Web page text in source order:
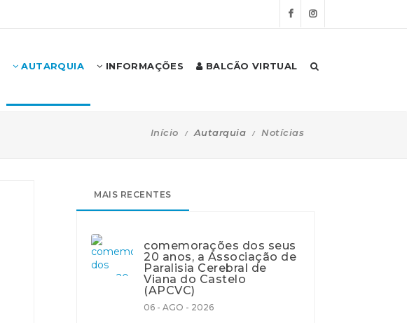
AUTARQUIA INFORMAÇÕES BALCÃO VIRTUAL
Início Autarquia Notícias
MAIS RECENTES
comemorações dos seus
20 anos, a Associação de
Paralisia Cerebral de
Viana do Castelo
(APCVC)
06 - AGO - 2026